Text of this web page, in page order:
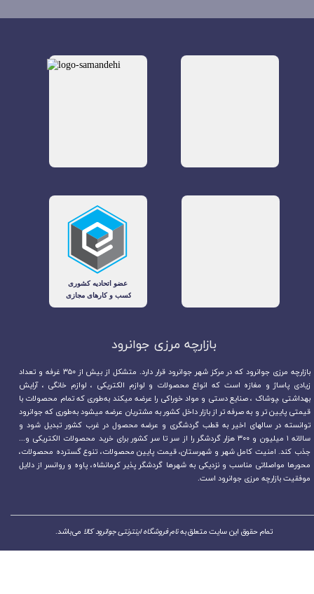
بازارچه مرزی جوانرود​​​​​​​
بازارچه مرزی جوانرود که در مرکز شهر جوانرود قرار دارد. متشکل از بیش از ۳۵۰ غرفه و تعداد
زیادی پاساژ و مغازه است که انواع محصولات و لوازم الکتریکی ، لوازم خانگی ، آرایش
بهداشتی ،پوشاک ، صنایع دستی و مواد خوراکی را عرضه میکند به‌طوری که تمام محصولات با
قیمتی پایین تر و به صرفه تر از بازار داخل کشور به مشتریان عرضه میشود به‌طوری که جوانرود
توانسته در سالهای اخیر به قطب گردشگری و عرضه محصول در غرب کشور تبدیل شود و
سالانه ۱ میلیون و ۳۰۰ هزار گردشگر را از سر تا سر کشور برای خرید محصولات الکتریکی و...
جذب کند. امنیت کامل شهر و شهرستان، قیمت پایین محصولات، تنوع گسترده محصولات،
محورها مواصلاتی مناسب و نزدیکی به شهرها گردشگر پذیر کرمانشاه، پاوه و روانسر از دلایل
موفقیت بازارچه مرزی جوانرود است.
تمام حقوق این سایت متعلق بهنام فروشگاه اینترنتی جوانرود کالا می‌باشد.